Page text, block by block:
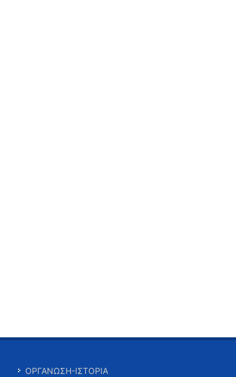
ΟΡΓΑΝΩΣΗ-ΙΣΤΟΡΙΑ